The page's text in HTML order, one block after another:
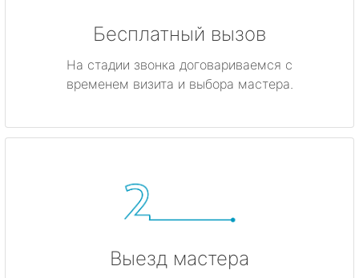
Бесплатный вызов
На стадии звонка договариваемся с
временем визита и выбора мастера.
Выезд мастера